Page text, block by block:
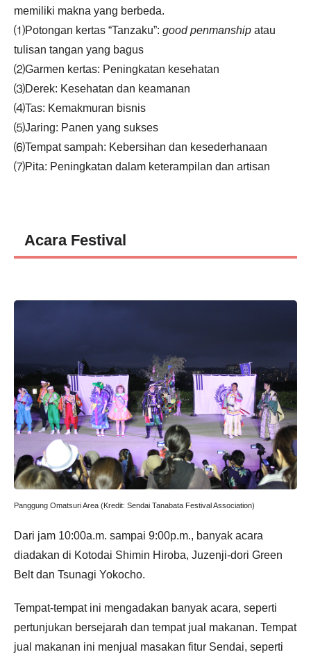
memiliki makna yang berbeda.
⑴Potongan kertas “Tanzaku”: good penmanship atau
tulisan tangan yang bagus
⑵Garmen kertas: Peningkatan kesehatan
⑶Derek: Kesehatan dan keamanan
⑷Tas: Kemakmuran bisnis
⑸Jaring: Panen yang sukses
⑹Tempat sampah: Kebersihan dan kesederhanaan
⑺Pita: Peningkatan dalam keterampilan dan artisan
Acara Festival
Panggung Omatsuri Area (Kredit: Sendai Tanabata Festival Association)
Dari jam 10:00a.m. sampai 9:00p.m., banyak acara
diadakan di Kotodai Shimin Hiroba, Juzenji-dori Green
Belt dan Tsunagi Yokocho.
Tempat-tempat ini mengadakan banyak acara, seperti
pertunjukan bersejarah dan tempat jual makanan. Tempat
jual makanan ini menjual masakan fitur Sendai, seperti